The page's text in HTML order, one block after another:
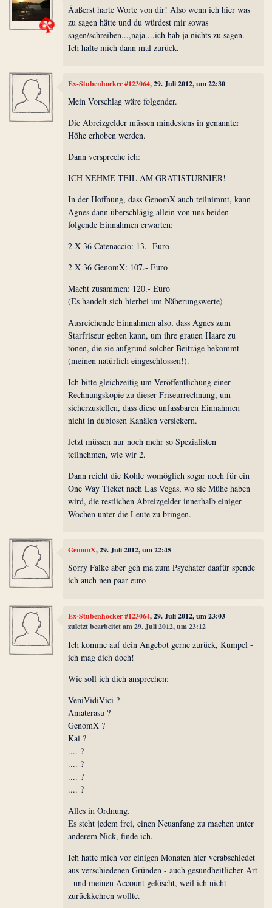
Äußerst harte Worte von dir! Also wenn ich hier was
zu sagen hätte und du würdest mir sowas
sagen/schreiben...,naja....ich hab ja nichts zu sagen.
Ich halte mich dann mal zurück.
Ex-Stubenhocker #123064, 29. Juli 2012, um 22:30
Mein Vorschlag wäre folgender.
Die Abreizgelder müssen mindestens in genannter
Höhe erhoben werden.
Dann verspreche ich:
ICH NEHME TEIL AM GRATISTURNIER!
In der Hoffnung, dass GenomX auch teilnimmt, kann
Agnes dann überschlägig allein von uns beiden
folgende Einnahmen erwarten:
2 X 36 Catenaccio: 13.- Euro
2 X 36 GenomX: 107.- Euro
Macht zusammen: 120.- Euro
(Es handelt sich hierbei um Näherungswerte)
Ausreichende Einnahmen also, dass Agnes zum
Starfriseur gehen kann, um ihre grauen Haare zu
tönen, die sie aufgrund solcher Beiträge bekommt
(meinen natürlich eingeschlossen!).
Ich bitte gleichzeitig um Veröffentlichung einer
Rechnungskopie zu dieser Friseurrechnung, um
sicherzustellen, dass diese unfassbaren Einnahmen
nicht in dubiosen Kanälen versickern.
Jetzt müssen nur noch mehr so Spezialisten
teilnehmen, wie wir 2.
Dann reicht die Kohle womöglich sogar noch für ein
One Way Ticket nach Las Vegas, wo sie Mühe haben
wird, die restlichen Abreizgelder innerhalb einiger
Wochen unter die Leute zu bringen.
GenomX, 29. Juli 2012, um 22:45
Sorry Falke aber geh ma zum Psychater daafür spende
ich auch nen paar euro
Ex-Stubenhocker #123064, 29. Juli 2012, um 23:03
zuletzt bearbeitet am 29. Juli 2012, um 23:12
Ich komme auf dein Angebot gerne zurück, Kumpel -
ich mag dich doch!
Wie soll ich dich ansprechen:
VeniVidiVici ?
Amaterasu ?
GenomX ?
Kai ?
.... ?
.... ?
.... ?
.... ?
Alles in Ordnung.
Es steht jedem frei, einen Neuanfang zu machen unter
anderem Nick, finde ich.
Ich hatte mich vor einigen Monaten hier verabschiedet
aus verschiedenen Gründen - auch gesundheitlicher Art
- und meinen Account gelöscht, weil ich nicht
zurückkehren wollte.